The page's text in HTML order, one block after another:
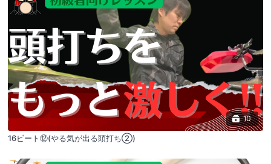
10
16ビート⑫(やる気が出る頭打ち②)